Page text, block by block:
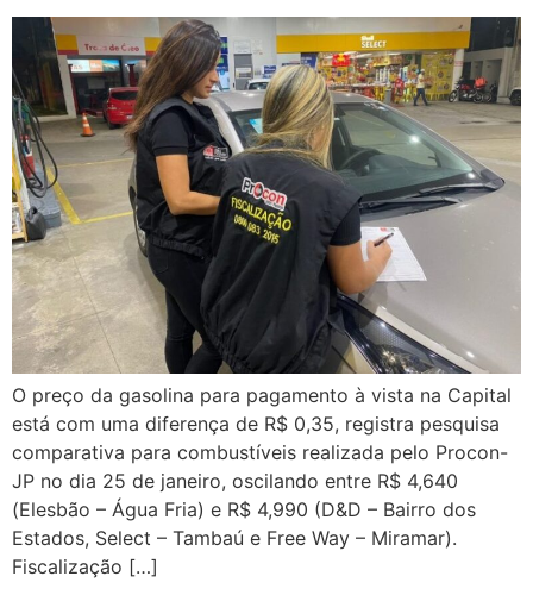
O preço da gasolina para pagamento à vista na Capital
está com uma diferença de R$ 0,35, registra pesquisa
comparativa para combustíveis realizada pelo Procon-
JP no dia 25 de janeiro, oscilando entre R$ 4,640
(Elesbão – Água Fria) e R$ 4,990 (D&D – Bairro dos
Estados, Select – Tambaú e Free Way – Miramar).
Fiscalização […]